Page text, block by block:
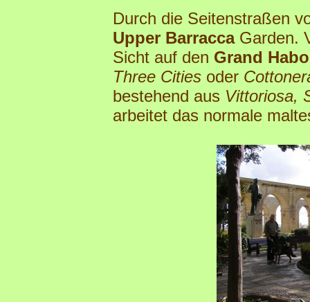
Durch die Seitenstraßen
Upper Barracca Garden.
Sicht auf den Grand
Three Cities oder
bestehend aus Vittoriosa,
arbeitet das normale